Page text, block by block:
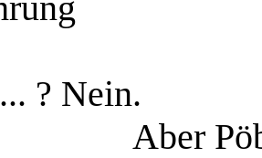
? Nein.
Aber